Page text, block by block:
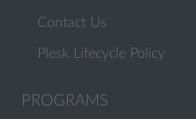
Contact Us
Plesk Lifecycle Policy
PROGRAMS